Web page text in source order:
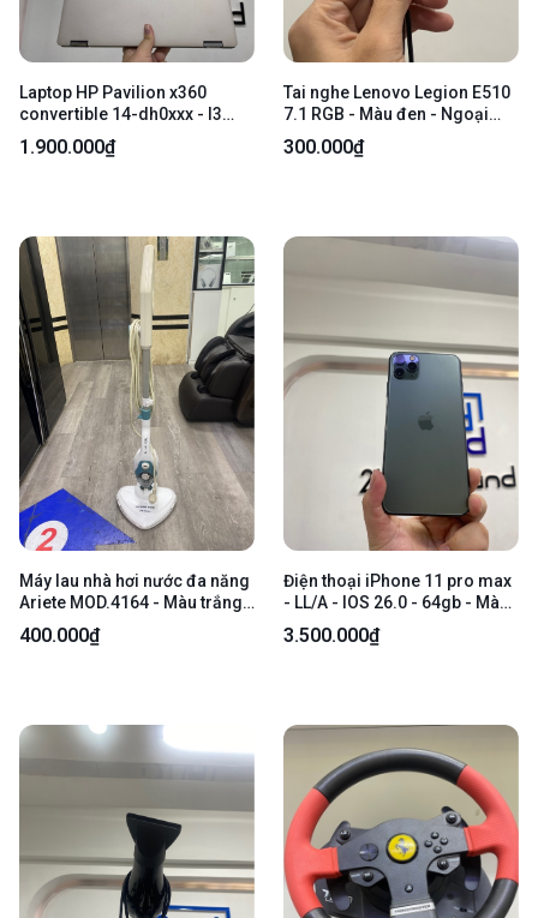
Laptop HP Pavilion x360
convertible 14-dh0xxx - I3
8145u - 4/1T hdd - Màu vàng -
Pin thay 100% - Ngoại hình
HÀNH
1.900.000₫
Tai nghe Lenovo Legion E510
7.1 RGB - Màu đen - Ngoại
hình: 98% - Fullbox - Cắm
không nhận lỗi Driver - SP
300.000₫
Máy lau nhà hơi nước đa năng
Ariete MOD.4164 - Màu trắng -
Ngoại hình 97% - Kèm 10 món
đa năng,3 miến vải lót thay bị
400.000₫
Điện thoại iPhone 11 pro max
- LL/A - IOS 26.0 - 64gb - Màu
xanh - Pin thay 100% - Ngoại
hình 97% - Màn lưu ảnh nặng,
HÀNH
3.500.000₫